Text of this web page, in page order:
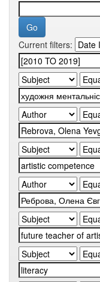
Current filters: